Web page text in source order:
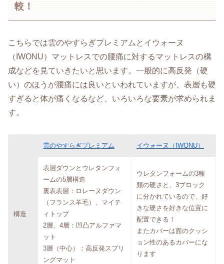
較！
こちらでは雲のやすらぎプレミアムとイウォーヌ
（IWONU）マットレスでの腰痛に対するマットレスの構
成などを見ていきたいと思います。一般的に高反発（硬
い）のほうが腰痛には良いといわれていますが、表層も硬
すぎると体が痛くなるなど、いろいろな要素が求められま
す。
雲のやすらぎプレミアム イウォーヌ（IWONU）
構造
表層ダウンとウレタンフォ
ームの5層構造
裏表表層：ロレーヌダウン
（フランス羊毛）、マイテ
ィトップ
2層、4層：凹凸アルファマ
ット
3層（中心）：高反発スプリ
ングマット
ウレタンフォームの3種
類の硬さと、3ブロック
に分かれているので、好
きな硬さを好きな位置に
配置できる！
またカバーは面のクッシ
ョン性のあるカバーにな
ります